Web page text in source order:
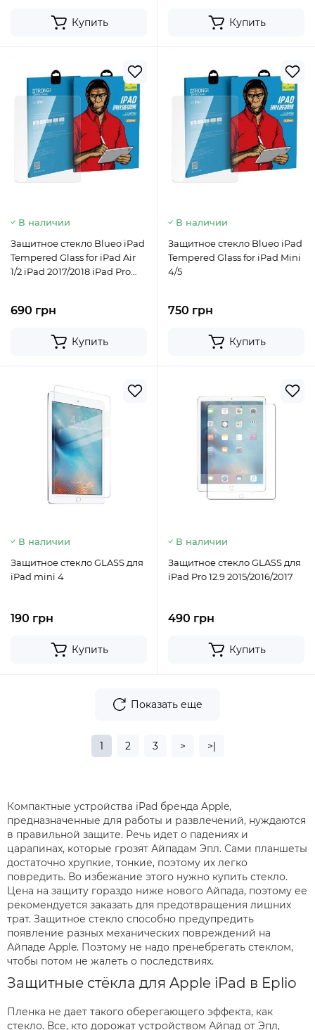
Купить Купить
В наличии
Защитное стекло Blueo iPad
Tempered Glass for iPad Air
1/2 iPad 2017/2018 iPad Pro
690 грн
Купить
В наличии
Защитное стекло Blueo iPad
Tempered Glass for iPad Mini
4/5
750 грн
Купить
В наличии
Защитное стекло GLASS для
iPad mini 4
190 грн
Купить
В наличии
Защитное стекло GLASS для
iPad Pro 12.9 2015/2016/2017
490 грн
Купить
Показать еще
1 2 3 > >|
Компактные устройства iPad бренда Apple,
предназначенные для работы и развлечений, нуждаются
в правильной защите. Речь идет о падениях и
царапинах, которые грозят Айпадам Эпл. Сами планшеты
достаточно хрупкие, тонкие, поэтому их легко
повредить. Во избежание этого нужно купить стекло.
Цена на защиту гораздо ниже нового Айпада, поэтому ее
рекомендуется заказать для предотвращения лишних
трат. Защитное стекло способно предупредить
появление разных механических повреждений на
Айпаде Apple. Поэтому не надо пренебрегать стеклом,
чтобы потом не жалеть о последствиях.
Защитные стёкла для Apple iPad в Eplio
Пленка не дает такого оберегающего эффекта, как
стекло. Все, кто дорожат устройством Айпад от Эпл,